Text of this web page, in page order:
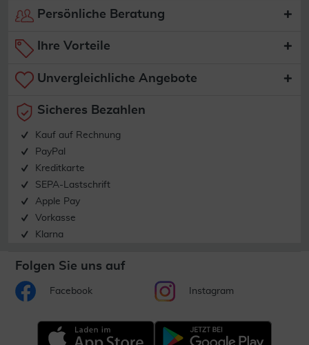
Persönliche Beratung
Ihre Vorteile
Unvergleichliche Angebote
Sicheres Bezahlen
Kauf auf Rechnung
PayPal
Kreditkarte
SEPA-Lastschrift
Apple Pay
Vorkasse
Klarna
Folgen Sie uns auf
Facebook Instagram